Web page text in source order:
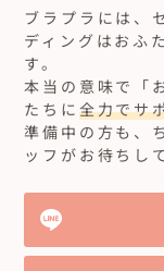
ブラプラには、
ディングはおふ
す。
本当の意味で「
たちに 全力でサ
準備中の方も、
ッフがお待ちし